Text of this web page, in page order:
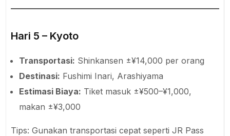
Hari 5 – Kyoto
Transportasi: Shinkansen ±¥14,000 per orang
Destinasi: Fushimi Inari, Arashiyama
Estimasi Biaya: Tiket masuk ±¥500–¥1,000,
makan ±¥3,000
Tips: Gunakan transportasi cepat seperti JR Pass